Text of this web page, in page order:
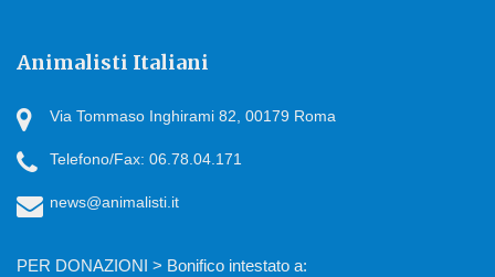
Animalisti Italiani
Via Tommaso Inghirami 82, 00179 Roma
Telefono/Fax: 06.78.04.171
news@animalisti.it
PER DONAZIONI > Bonifico intestato a: